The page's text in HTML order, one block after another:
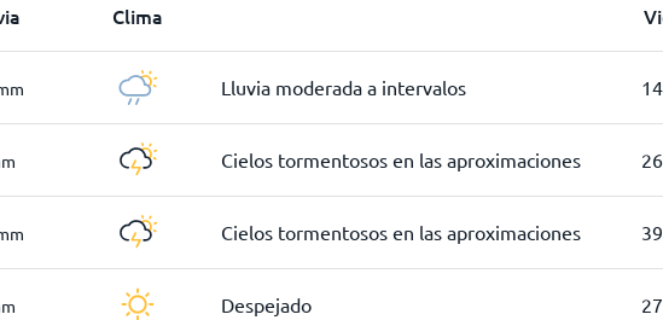
Clima
Lluvia moderada a intervalos 14
Cielos tormentosos en las aproximaciones 26
Cielos tormentosos en las aproximaciones 39
Despejado 27